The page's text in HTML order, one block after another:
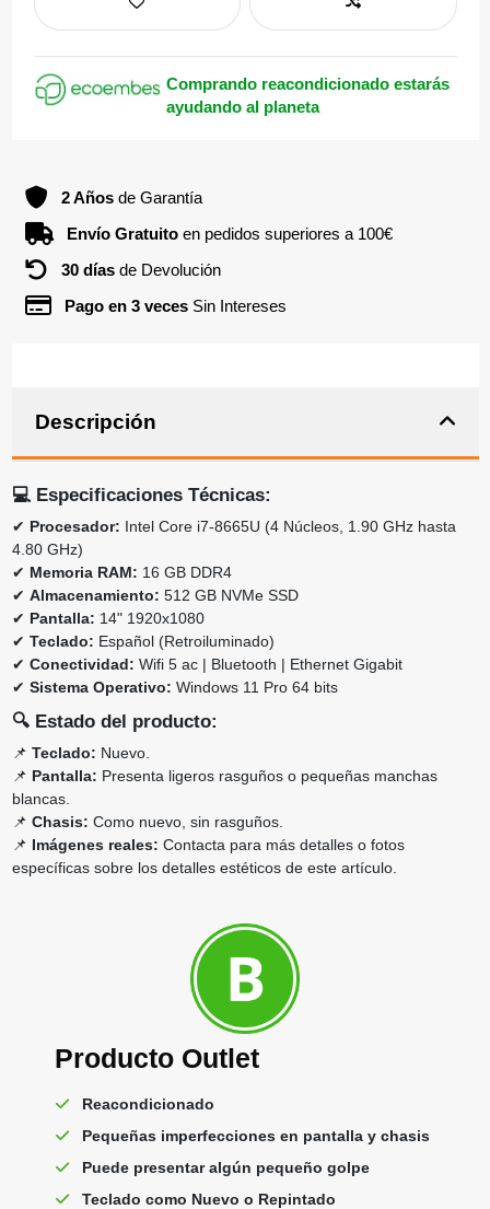
Comprando reacondicionado estarás
ayudando al planeta
2 Añosde Garantía
Envío Gratuitoen pedidos superiores a 100€
30 díasde Devolución
Pago en 3 vecesSin Intereses
Descripción
💻 Especificaciones Técnicas:
✔ Procesador: Intel Core i7-8665U (4 Núcleos, 1.90 GHz hasta
4.80 GHz)
✔ Memoria RAM: 16 GB DDR4
✔ Almacenamiento: 512 GB NVMe SSD
✔ Pantalla: 14" 1920x1080
✔ Teclado: Español (Retroiluminado)
✔ Conectividad: Wifi 5 ac | Bluetooth | Ethernet Gigabit
✔ Sistema Operativo: Windows 11 Pro 64 bits
🔍 Estado del producto:
📌 Teclado: Nuevo.
📌 Pantalla: Presenta ligeros rasguños o pequeñas manchas
blancas.
📌 Chasis: Como nuevo, sin rasguños.
📌 Imágenes reales: Contacta para más detalles o fotos
específicas sobre los detalles estéticos de este artículo.
Producto Outlet
Reacondicionado
Pequeñas imperfecciones en pantalla y chasis
Puede presentar algún pequeño golpe
Teclado como Nuevo o Repintado